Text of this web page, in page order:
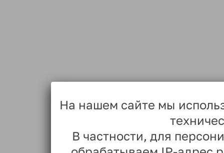
На нашем сайте мы
В частности, для